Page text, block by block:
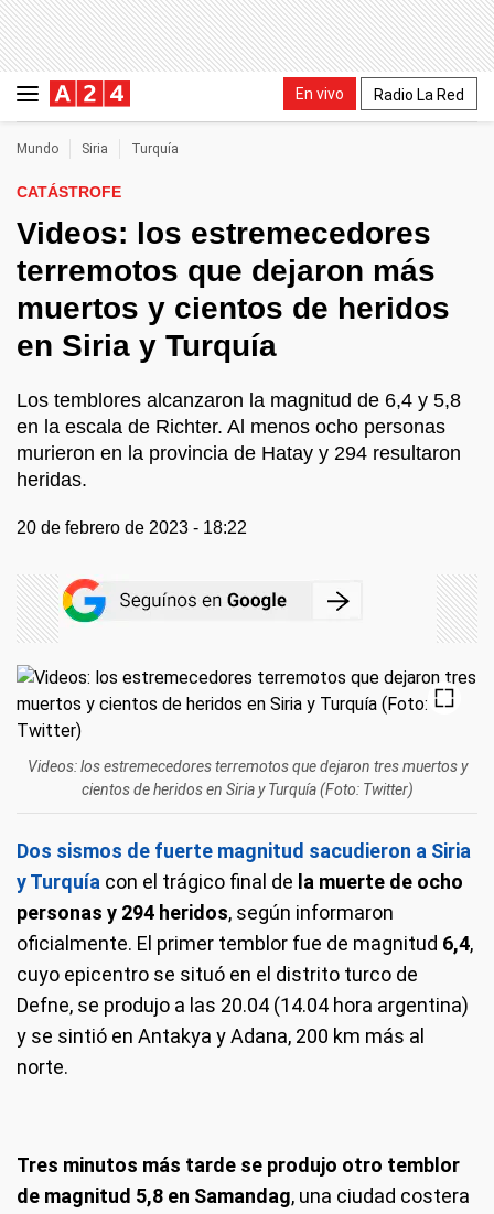
En vivo Radio La Red
Mundo Siria Turquía
CATÁSTROFE
Videos: los estremecedores
terremotos que dejaron más
muertos y cientos de heridos
en Siria y Turquía
Los temblores alcanzaron la magnitud de 6,4 y 5,8
en la escala de Richter. Al menos ocho personas
murieron en la provincia de Hatay y 294 resultaron
heridas.
20 de febrero de 2023 - 18:22
Videos: los estremecedores terremotos que dejaron tres muertos y
cientos de heridos en Siria y Turquía (Foto: Twitter)
Dos sismos de fuerte magnitud sacudieron a Siria
y Turquía con el trágico final de la muerte de ocho
personas y 294 heridos, según informaron
oficialmente. El primer temblor fue de magnitud 6,4,
cuyo epicentro se situó en el distrito turco de
Defne, se produjo a las 20.04 (14.04 hora argentina)
y se sintió en Antakya y Adana, 200 km más al
norte.
Tres minutos más tarde se produjo otro temblor
de magnitud 5,8 en Samandag, una ciudad costera